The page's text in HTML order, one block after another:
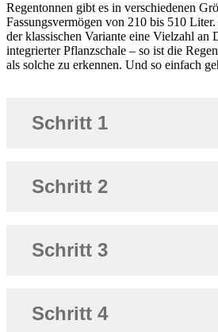
Regentonnen gibt es in verschiedenen
Fassungsvermögen von 210 bis 510
der klassischen Variante eine Vielzahl an
integrierter Pflanzschale – so ist die
als solche zu erkennen. Und so einfach
Schritt 1
Schritt 2
Schritt 3
Schritt 4